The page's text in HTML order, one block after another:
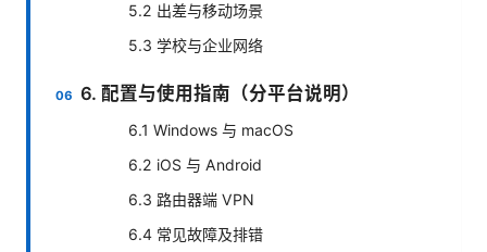
5.2 出差与移动场景
5.3 学校与企业网络
6. 配置与使用指南（分平台说明）
6.1 Windows 与 macOS
6.2 iOS 与 Android
6.3 路由器端 VPN
6.4 常见故障及排错